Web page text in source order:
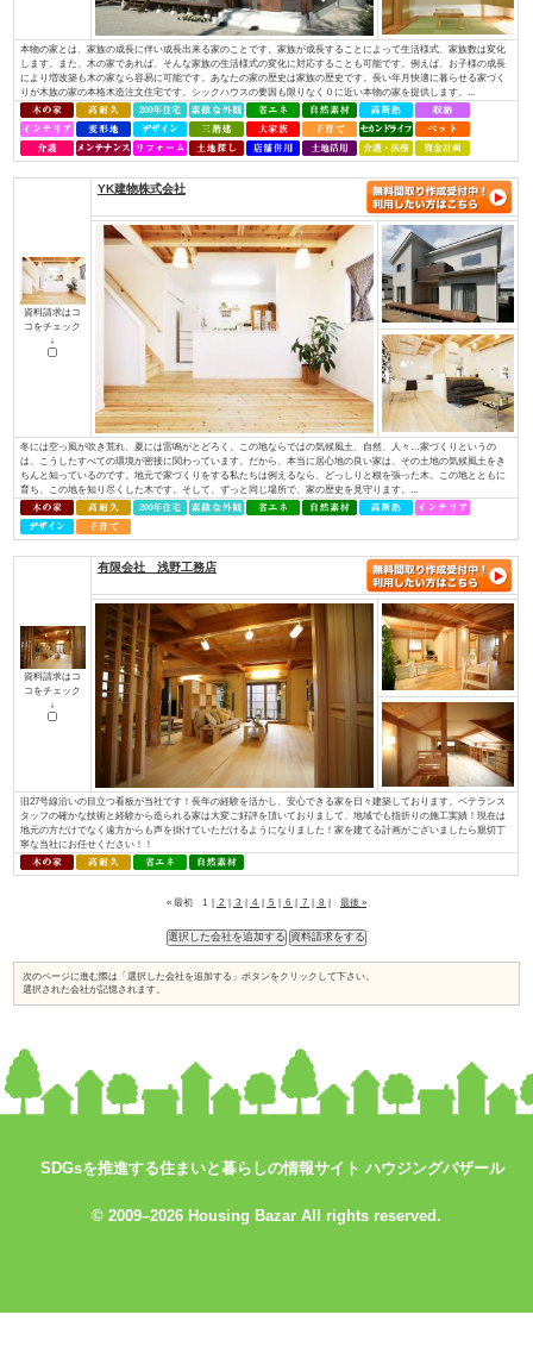
資料請求はコ
コをチェック
↓
・社長を含め、社員全員が職人経験者！当社では、社長を含め社員全員が
ちんと理解し、お客様のご要望にも的確にお応えできます。・専門性が高
っております！それぞれの施工には、大工さんが理解しているところ、白
ど、専門性を持っていなければ対応できない部分があります。しかし、当
資料請求はコ
イデキョウホーム（株）
富士商圏（富士市･富士宮市）で注文住宅着工棟数第1位に認定JSK（住宅
棟数」の調査で、イデキョウグループが2015年に引き続き富士市実績Ｎｏ.
年に富士市に創業し、2018年には70周年を迎えました。地域に根ざした家
入れられている証と考え、今後も「地産地消でつくる、満足が持続する家づ
コをチェック
SDGsを推進する住まいと暮らしの情報サイト ハウジングバザール
© 2009–2026 Housing Bazar All rights reserved.